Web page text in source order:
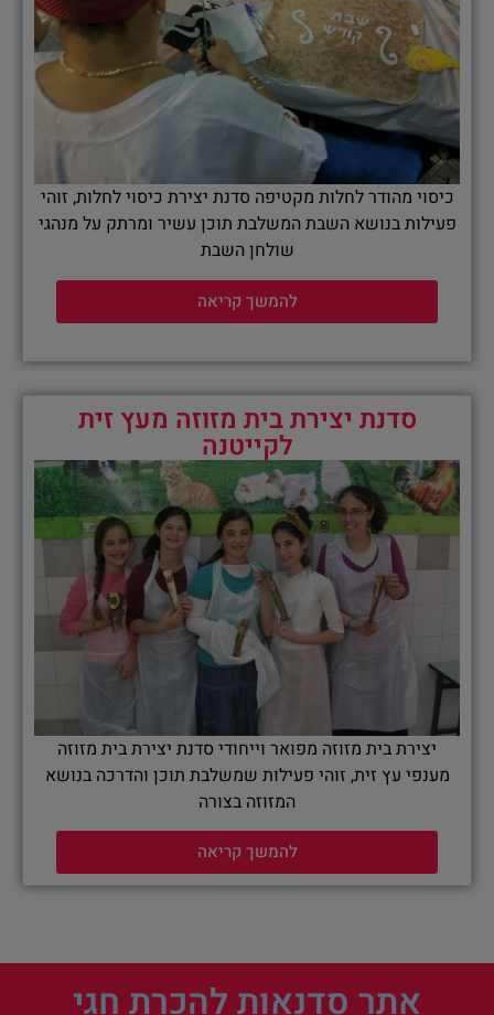
כיסוי מהודר לחלות מקטיפה סדנת יצירת כיסוי לחלות, זוהי
פעילות בנושא השבת המשלבת תוכן עשיר ומרתק על מנהגי
שולחן השבת
להמשך קריאה
סדנת יצירת בית מזוזה מעץ זית
לקייטנה
יצירת בית מזוזה מפואר וייחודי סדנת יצירת בית מזוזה
מענפי עץ זית, זוהי פעילות שמשלבת תוכן והדרכה בנושא
המזוזה בצורה
להמשך קריאה
אתר סדנאות להכרת חגי